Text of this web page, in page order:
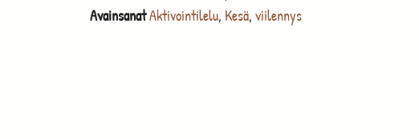
AvainsanatAktivointilelu, Kesä, viilennys